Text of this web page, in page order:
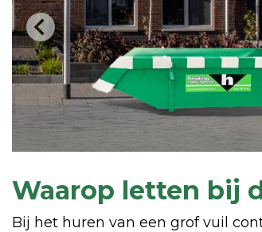
Waarop letten bij
Bij het huren van een grof vuil